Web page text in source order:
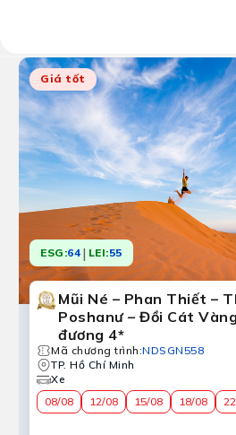
Giá tốt
ESG:64 | LEI:55
Mũi Né – Phan Thiết –
Poshanư – Đồi Cát
đương 4*
Mã chương trình:NDSGN558
TP. Hồ Chí Minh
Xe
08/08
12/08 15/08 18/08